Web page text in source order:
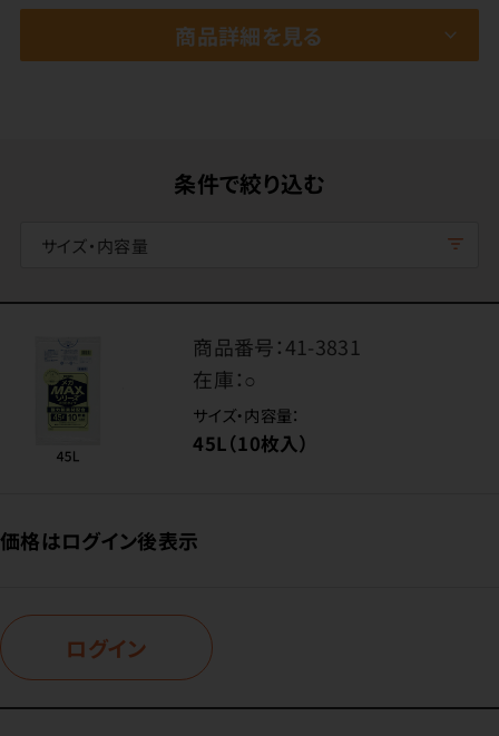
商品詳細を見る
条件で絞り込む
サイズ・内容量
商品番号：41-3831
在庫：○
サイズ・内容量：
45L（10枚入）
価格はログイン後表示
ログイン